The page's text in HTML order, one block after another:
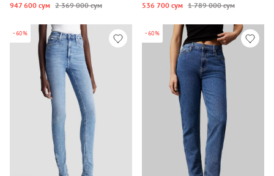
947 600 сум 2 369 000 сум 536 700 сум 1 789 000 сум
-60% -60%